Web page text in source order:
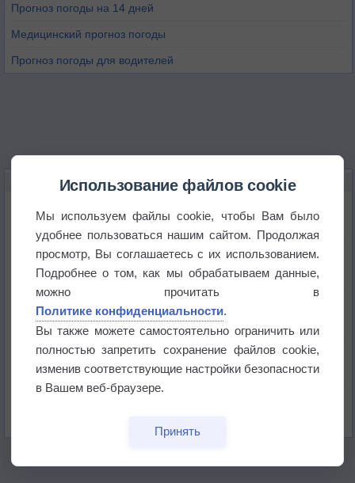
Прогноз погоды на 14 дней
Медицинский прогноз погоды
Прогноз погоды для водителей
НОВОЕ О ПОГОДЕ
Приложение построит маршрут через тень
Атмосфера начала замерзать
В Приморье обнаружены морские волны тепла
Изменение климата повлияло на ареал обитания
Использование файлов cookie
Мы используем файлы cookie, чтобы Вам было
удобнее пользоваться нашим сайтом. Продолжая
просмотр, Вы соглашаетесь с их использованием.
Подробнее о том, как мы обрабатываем данные,
можно прочитать в
Политике конфиденциальности.
Вы также можете самостоятельно ограничить или
полностью запретить сохранение файлов cookie,
изменив соответствующие настройки безопасности
в Вашем веб-браузере.
Принять